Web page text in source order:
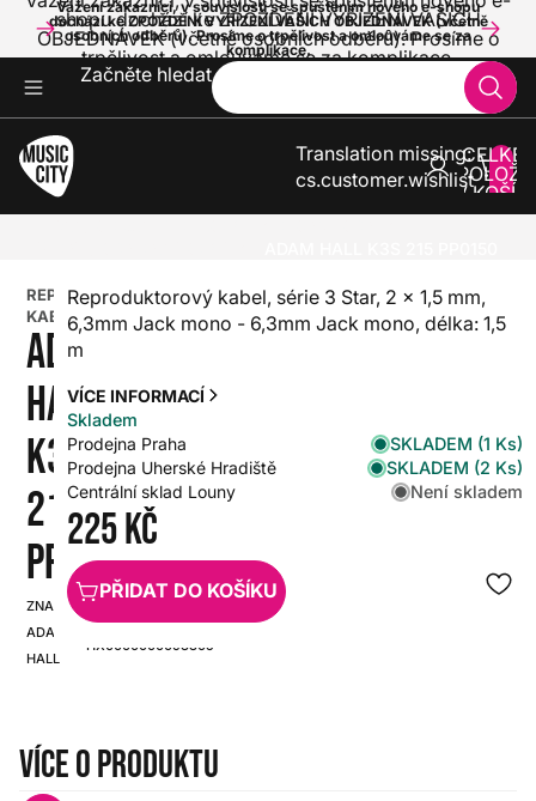
Vážení zákazníci, v souvislosti se spuštěním nového e-shopu
dochází ke ZPOŽDĚNÍ VYŘÍZENÍ VAŠICH OBJEDNÁVEK (včetně
osobních odběrů). Prosíme o trpělivost a omlouváme se za
komplikace.
shopu dochází ke ZPOŽDĚNÍ VYŘÍZENÍ VAŠICH
OBJEDNÁVEK (včetně osobních odběrů). Prosíme o
trpělivost a omlouváme se za komplikace.
Začněte hledat
Translation missing:
cs.customer.wishlist
V
0
REPRODUKTOROVÉ
KABELY
ADAM
HALL
K3S
215
PP0150
ZNAČKA:
ADAM
HALL
SKU:
HX0000000093305
Reproduktorový kabel, série 3 Star, 2 × 1,5 mm,
6,3mm Jack mono - 6,3mm Jack mono, délka: 1,5
m
VÍCE INFORMACÍ
Skladem
Prodejna Praha
SKLADEM (1 Ks)
Prodejna Uherské Hradiště
SKLADEM (2 Ks)
Centrální sklad Louny
Není skladem
225 Kč
PŘIDAT DO KOŠÍKU
Více o produktu